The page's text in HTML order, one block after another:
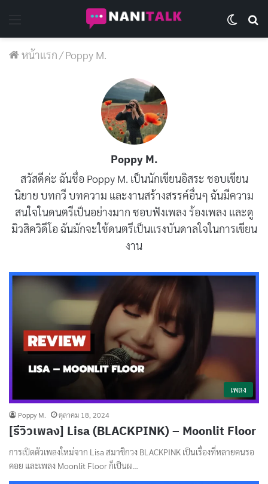
หน้าแรก/Poppy M.
Poppy M.
สวัสดีค่ะ ฉันชื่อ Poppy M. เป็นนักเขียนอิสระ ชอบเขียน
นิยาย บทกวี บทความ และงานสร้างสรรค์อื่นๆ ฉันมีความ
สนใจในดนตรีเป็นอย่างมาก ชอบฟังเพลง ร้องเพลง และดู
มิวสิควิดีโอ ฉันมักจะใช้ดนตรีเป็นแรงบันดาลใจในการเขียน
งาน
เพลง
Poppy M. ตุลาคม 18, 2024
[รีวิวเพลง] Lisa (BLACKPINK) – Moonlit Floor
การเปิดตัวเพลงใหม่จาก Lisa สมาชิกวง BLACKPINK เป็นเรื่องที่หลายคนรอ
คอย และเพลง Moonlit Floor ก็เป็นผ…